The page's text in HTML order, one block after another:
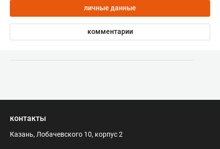
личные данные
комментарии
контакты
Казань, Лобачевского 10, корпус 2